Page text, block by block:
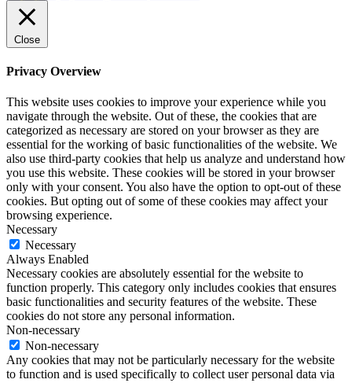
Close
Privacy Overview
This website uses cookies to improve your experience while you
navigate through the website. Out of these, the cookies that are
categorized as necessary are stored on your browser as they are
essential for the working of basic functionalities of the website. We
also use third-party cookies that help us analyze and understand how
you use this website. These cookies will be stored in your browser
only with your consent. You also have the option to opt-out of these
cookies. But opting out of some of these cookies may affect your
browsing experience.
Necessary
Necessary
Always Enabled
Necessary cookies are absolutely essential for the website to
function properly. This category only includes cookies that ensures
basic functionalities and security features of the website. These
cookies do not store any personal information.
Non-necessary
Non-necessary
Any cookies that may not be particularly necessary for the website
to function and is used specifically to collect user personal data via